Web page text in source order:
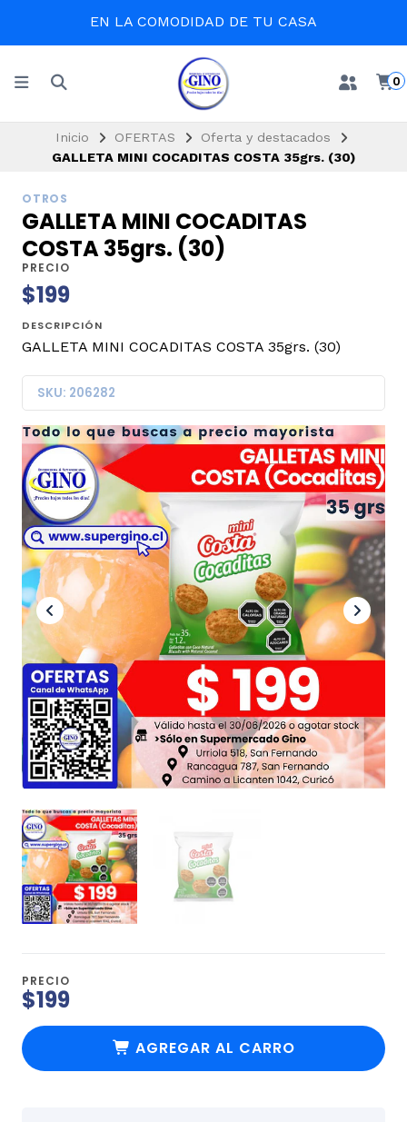
EN LA COMODIDAD DE TU CASA
0
Inicio OFERTAS
Oferta y destacados
GALLETA MINI COCADITAS COSTA 35grs. (30)
OTROS
GALLETA MINI COCADITAS
COSTA 35grs. (30)
PRECIO
$199
DESCRIPCIÓN
GALLETA MINI COCADITAS COSTA 35grs. (30)
SKU: 206282
PRECIO
$199
AGREGAR AL CARRO